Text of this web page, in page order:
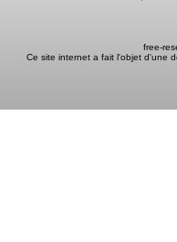
free-
Ce site internet a fait l'objet d'une